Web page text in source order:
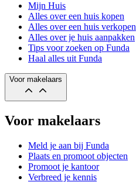
Mijn Huis
Alles over een huis kopen
Alles over een huis verkopen
Alles over je huis aanpakken
Tips voor zoeken op Funda
Haal alles uit Funda
Voor makelaars
Voor makelaars
Meld je aan bij Funda
Plaats en promoot objecten
Promoot je kantoor
Verbreed je kennis